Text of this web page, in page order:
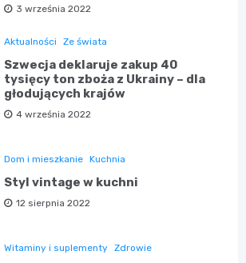
3 września 2022
Aktualności Ze świata
Szwecja deklaruje zakup 40
tysięcy ton zboża z Ukrainy – dla
głodujących krajów
4 września 2022
Dom i mieszkanie Kuchnia
Styl vintage w kuchni
12 sierpnia 2022
Witaminy i suplementy Zdrowie